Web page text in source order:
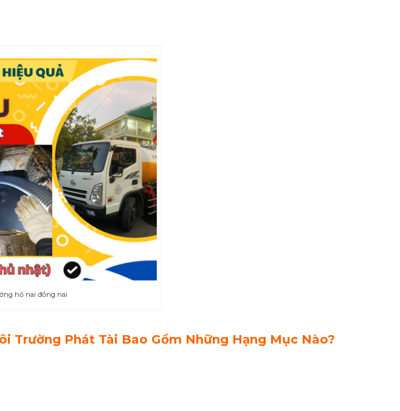
hố nai đồng nai
Trường Phát Tài Bao Gồm Những Hạng Mục Nào?